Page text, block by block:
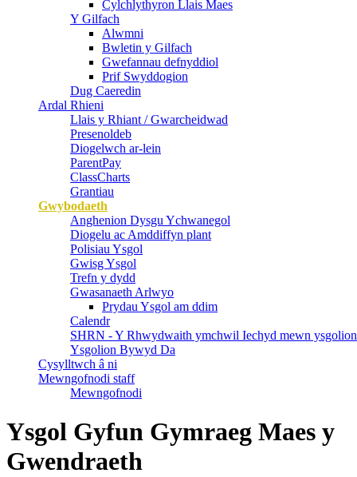
Cylchlythyron Llais Maes
Y Gilfach
Alwmni
Bwletin y Gilfach
Gwefannau defnyddiol
Prif Swyddogion
Dug Caeredin
Ardal Rhieni
Llais y Rhiant / Gwarcheidwad
Presenoldeb
Diogelwch ar-lein
ParentPay
ClassCharts
Grantiau
Gwybodaeth
Anghenion Dysgu Ychwanegol
Diogelu ac Amddiffyn plant
Polisiau Ysgol
Gwisg Ysgol
Trefn y dydd
Gwasanaeth Arlwyo
Prydau Ysgol am ddim
Calendr
SHRN - Y Rhwydwaith ymchwil Iechyd mewn ysgolion
Ysgolion Bywyd Da
Cysylltwch â ni
Mewngofnodi staff
Mewngofnodi
Ysgol Gyfun Gymraeg Maes y
Gwendraeth